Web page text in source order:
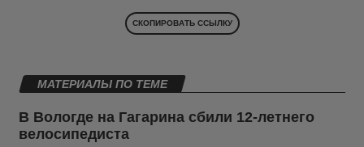
СКОПИРОВАТЬ ССЫЛКУ
МАТЕРИАЛЫ ПО ТЕМЕ
В Вологде на Гагарина сбили 12-летнего
велосипедиста